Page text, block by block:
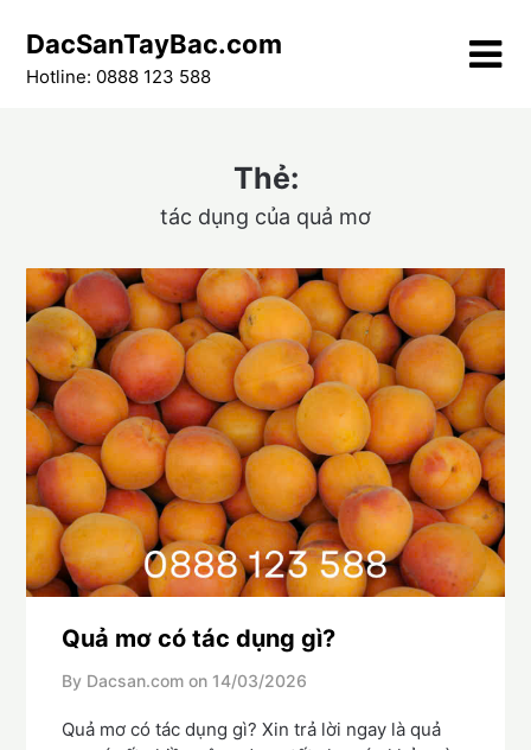
content
DacSanTayBac.com
Hotline: 0888 123 588
Thẻ:
tác dụng của quả mơ
Quả mơ có tác dụng gì?
By Dacsan.com on 14/03/2026
Quả mơ có tác dụng gì? Xin trả lời ngay là quả